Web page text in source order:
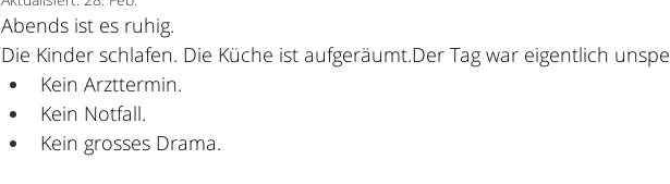
Abends ist es ruhig.
Die Kinder schlafen. Die Küche ist aufgeräumt.Der Tag war eigentlich
Kein Arzttermin.
Kein Notfall.
Kein grosses Drama.